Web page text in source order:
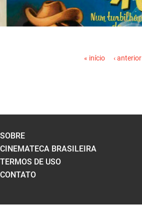
« início ‹ anterior
SOBRE
CINEMATECA BRASILEIRA
TERMOS DE USO
CONTATO